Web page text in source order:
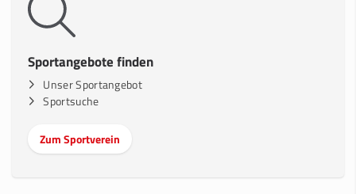
Sportangebote finden
Unser Sportangebot
Sportsuche
Zum Sportverein